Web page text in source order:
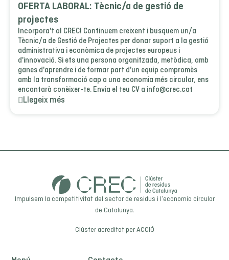
OFERTA LABORAL: Tècnic/a de gestió de
projectes
Incorpora't al CREC! Continuem creixent i busquem un/a
Tècnic/a de Gestió de Projectes per donar suport a la gestió
administrativa i econòmica de projectes europeus i
d'innovació. Si ets una persona organitzada, metòdica, amb
ganes d'aprendre i de formar part d'un equip compromès
amb la transformació cap a una economia més circular, ens
encantarà conèixer-te. Envia el teu CV a info@crec.cat
Llegeix més
Impulsem la competitivitat del sector de residus i l’economia circular
de Catalunya.
Clúster acreditat perACCIÓ